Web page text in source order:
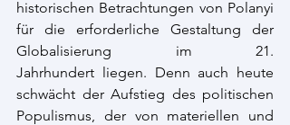
historischen Betrachtungen von Polanyi
für die erforderliche Gestaltung der
Globalisierung im 21.
Jahrhundert liegen. Denn auch heute
schwächt der Aufstieg des politischen
Populismus, der von materiellen und